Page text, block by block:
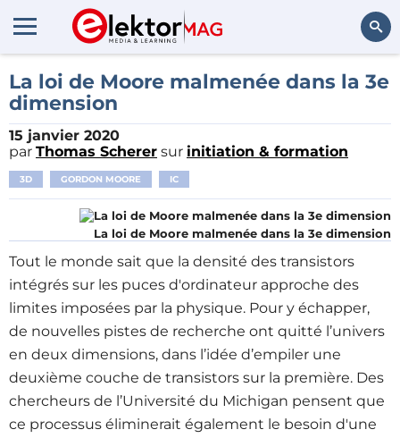
Rechercher
La loi de Moore malmenée dans la 3e
dimension
15 janvier 2020
par Thomas Scherer sur initiation & formation
3D GORDON MOORE IC
La loi de Moore malmenée dans la 3e dimension
Tout le monde sait que la densité des transistors
intégrés sur les puces d'ordinateur approche des
limites imposées par la physique. Pour y échapper,
de nouvelles pistes de recherche ont quitté l’univers
en deux dimensions, dans l’idée d’empiler une
deuxième couche de transistors sur la première. Des
chercheurs de l’Université du Michigan pensent que
ce processus éliminerait également le besoin d'une